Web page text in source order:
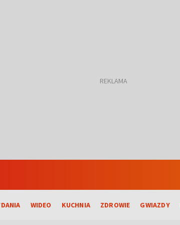
WIDEO KUCHNIA ZDROWIE GWIAZDY